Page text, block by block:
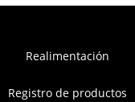
Realimentación
Registro de productos